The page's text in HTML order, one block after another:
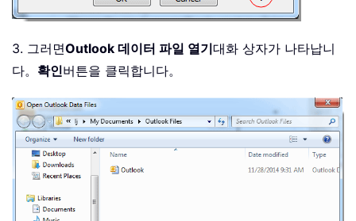
3. 그러면Outlook 데이터 파일 열기대화 상자가 나타납니
다。 확인버튼을 클릭합니다。